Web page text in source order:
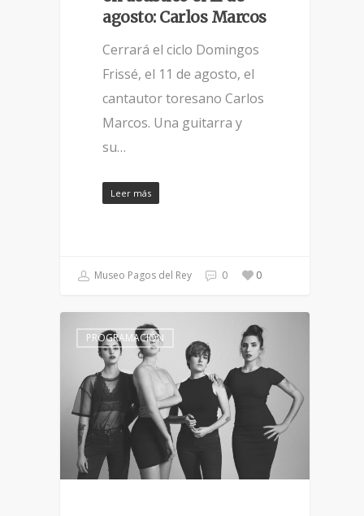
agosto: Carlos Marcos
Cerrará el ciclo Domingos
Frissé, el 11 de agosto, el
cantautor toresano Carlos
Marcos. Una guitarra y
su…
Leer más
Museo Pagos del Rey 0 0
PROGRAMACIÓN